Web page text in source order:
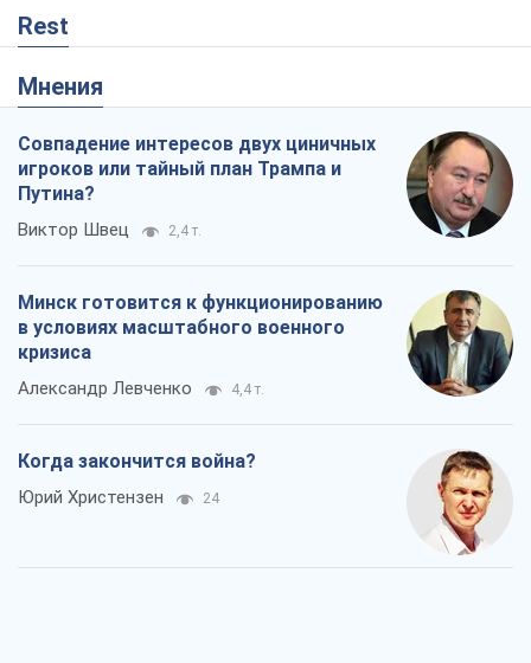
Rest
Мнения
Совпадение интересов двух циничных
игроков или тайный план Трампа и
Путина?
Виктор Швец 2,4 т.
Минск готовится к функционированию
в условиях масштабного военного
кризиса
Александр Левченко 4,4 т.
Когда закончится война?
Юрий Христензен 24